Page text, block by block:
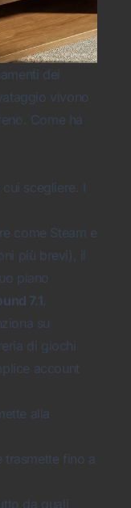
dei
vivono
Come ha
scegliere. I
come Steam e
più brevi), il
piano
7.1.
su
di giochi
account
alla
trasmette fino a
da quali